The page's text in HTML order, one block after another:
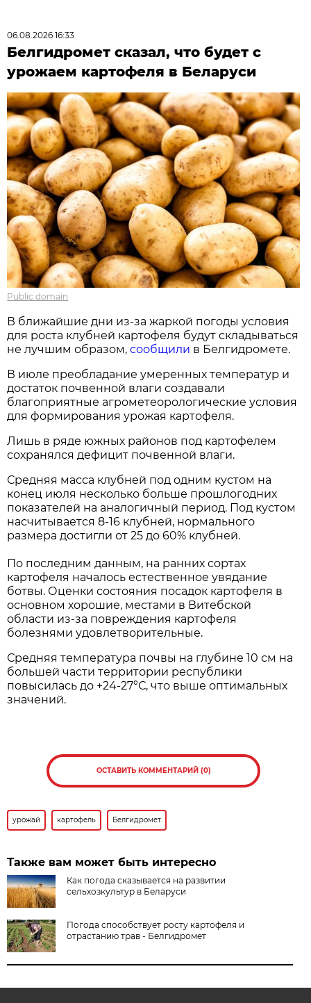
06.08.2026 16:33
Белгидромет сказал, что будет с
урожаем картофеля в Беларуси
Public domain
В ближайшие дни из-за жаркой погоды условия
для роста клубней картофеля будут складываться
не лучшим образом,сообщили в Белгидромете.
В июле преобладание умеренных температур и
достаток почвенной влаги создавали
благоприятные агрометеорологические условия
для формирования урожая картофеля.
Лишь в ряде южных районов под картофелем
сохранялся дефицит почвенной влаги.
Средняя масса клубней под одним кустом на
конец июля несколько больше прошлогодних
показателей на аналогичный период. Под кустом
насчитывается 8-16 клубней, нормального
размера достигли от 25 до 60% клубней.
По последним данным, на ранних сортах
картофеля началось естественное увядание
ботвы. Оценки состояния посадок картофеля в
основном хорошие, местами в Витебской
области из-за повреждения картофеля
болезнями удовлетворительные.
Средняя температура почвы на глубине 10 см на
большей части территории республики
повысилась до +24-27°С, что выше оптимальных
значений.
ОСТАВИТЬ КОММЕНТАРИЙ (0)
урожай картофель Белгидромет
Также вам может быть интересно
Как погода сказывается на развитии
сельхозкультур в Беларуси
Погода способствует росту картофеля и
отрастанию трав - Белгидромет